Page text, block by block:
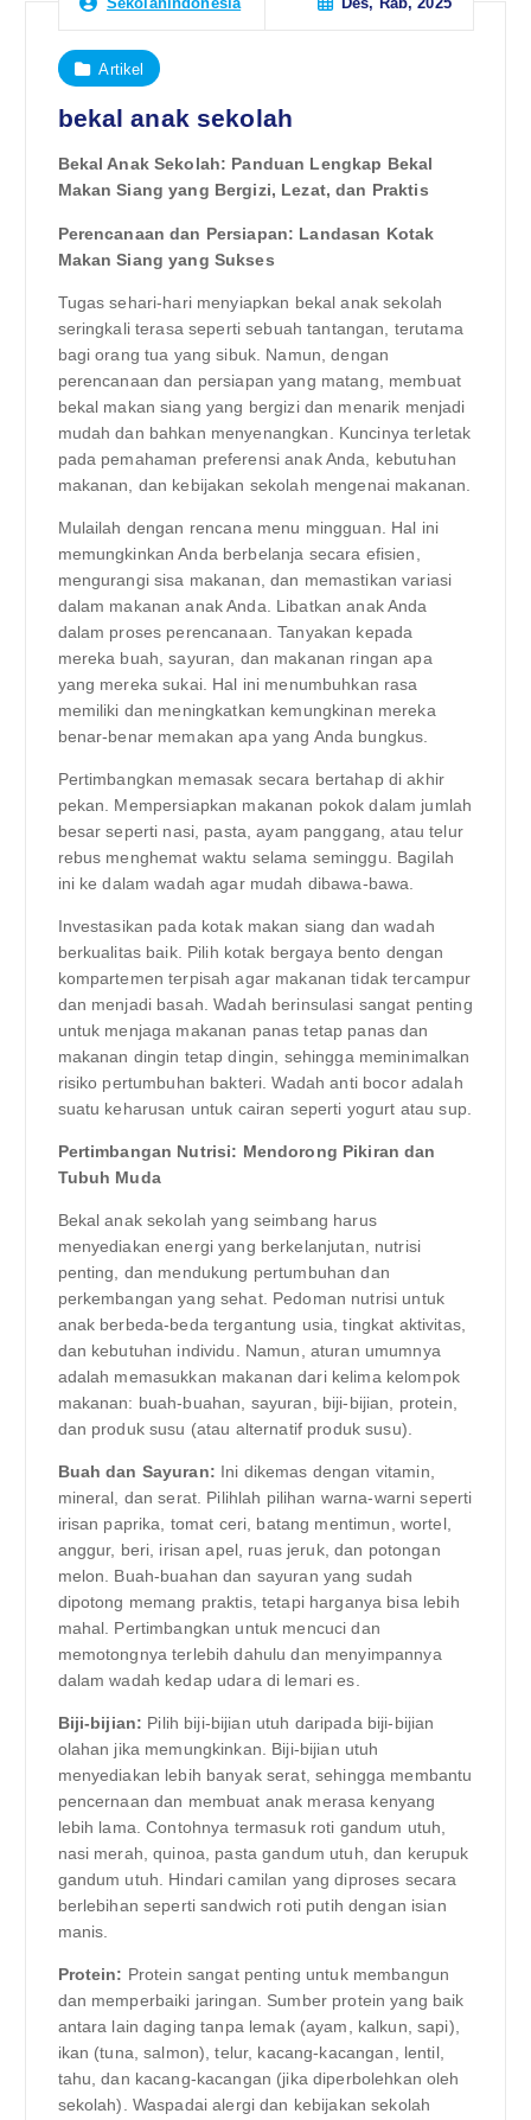
Artikel
bekal anak sekolah
Bekal Anak Sekolah: Panduan Lengkap Bekal
Makan Siang yang Bergizi, Lezat, dan Praktis
Perencanaan dan Persiapan: Landasan Kotak
Makan Siang yang Sukses
Tugas sehari-hari menyiapkan bekal anak sekolah
seringkali terasa seperti sebuah tantangan, terutama
bagi orang tua yang sibuk. Namun, dengan
perencanaan dan persiapan yang matang, membuat
bekal makan siang yang bergizi dan menarik menjadi
mudah dan bahkan menyenangkan. Kuncinya terletak
pada pemahaman preferensi anak Anda, kebutuhan
makanan, dan kebijakan sekolah mengenai makanan.
Mulailah dengan rencana menu mingguan. Hal ini
memungkinkan Anda berbelanja secara efisien,
mengurangi sisa makanan, dan memastikan variasi
dalam makanan anak Anda. Libatkan anak Anda
dalam proses perencanaan. Tanyakan kepada
mereka buah, sayuran, dan makanan ringan apa
yang mereka sukai. Hal ini menumbuhkan rasa
memiliki dan meningkatkan kemungkinan mereka
benar-benar memakan apa yang Anda bungkus.
Pertimbangkan memasak secara bertahap di akhir
pekan. Mempersiapkan makanan pokok dalam jumlah
besar seperti nasi, pasta, ayam panggang, atau telur
rebus menghemat waktu selama seminggu. Bagilah
ini ke dalam wadah agar mudah dibawa-bawa.
Investasikan pada kotak makan siang dan wadah
berkualitas baik. Pilih kotak bergaya bento dengan
kompartemen terpisah agar makanan tidak tercampur
dan menjadi basah. Wadah berinsulasi sangat penting
untuk menjaga makanan panas tetap panas dan
makanan dingin tetap dingin, sehingga meminimalkan
risiko pertumbuhan bakteri. Wadah anti bocor adalah
suatu keharusan untuk cairan seperti yogurt atau sup.
Pertimbangan Nutrisi: Mendorong Pikiran dan
Tubuh Muda
Bekal anak sekolah yang seimbang harus
menyediakan energi yang berkelanjutan, nutrisi
penting, dan mendukung pertumbuhan dan
perkembangan yang sehat. Pedoman nutrisi untuk
anak berbeda-beda tergantung usia, tingkat aktivitas,
dan kebutuhan individu. Namun, aturan umumnya
adalah memasukkan makanan dari kelima kelompok
makanan: buah-buahan, sayuran, biji-bijian, protein,
dan produk susu (atau alternatif produk susu).
Buah dan Sayuran: Ini dikemas dengan vitamin,
mineral, dan serat. Pilihlah pilihan warna-warni seperti
irisan paprika, tomat ceri, batang mentimun, wortel,
anggur, beri, irisan apel, ruas jeruk, dan potongan
melon. Buah-buahan dan sayuran yang sudah
dipotong memang praktis, tetapi harganya bisa lebih
mahal. Pertimbangkan untuk mencuci dan
memotongnya terlebih dahulu dan menyimpannya
dalam wadah kedap udara di lemari es.
Biji-bijian: Pilih biji-bijian utuh daripada biji-bijian
olahan jika memungkinkan. Biji-bijian utuh
menyediakan lebih banyak serat, sehingga membantu
pencernaan dan membuat anak merasa kenyang
lebih lama. Contohnya termasuk roti gandum utuh,
nasi merah, quinoa, pasta gandum utuh, dan kerupuk
gandum utuh. Hindari camilan yang diproses secara
berlebihan seperti sandwich roti putih dengan isian
manis.
Protein: Protein sangat penting untuk membangun
dan memperbaiki jaringan. Sumber protein yang baik
antara lain daging tanpa lemak (ayam, kalkun, sapi),
ikan (tuna, salmon), telur, kacang-kacangan, lentil,
tahu, dan kacang-kacangan (jika diperbolehkan oleh
sekolah). Waspadai alergi dan kebijakan sekolah